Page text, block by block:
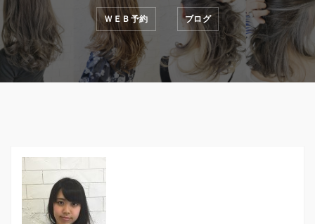
プ
ＷＥＢ予約 ブログ